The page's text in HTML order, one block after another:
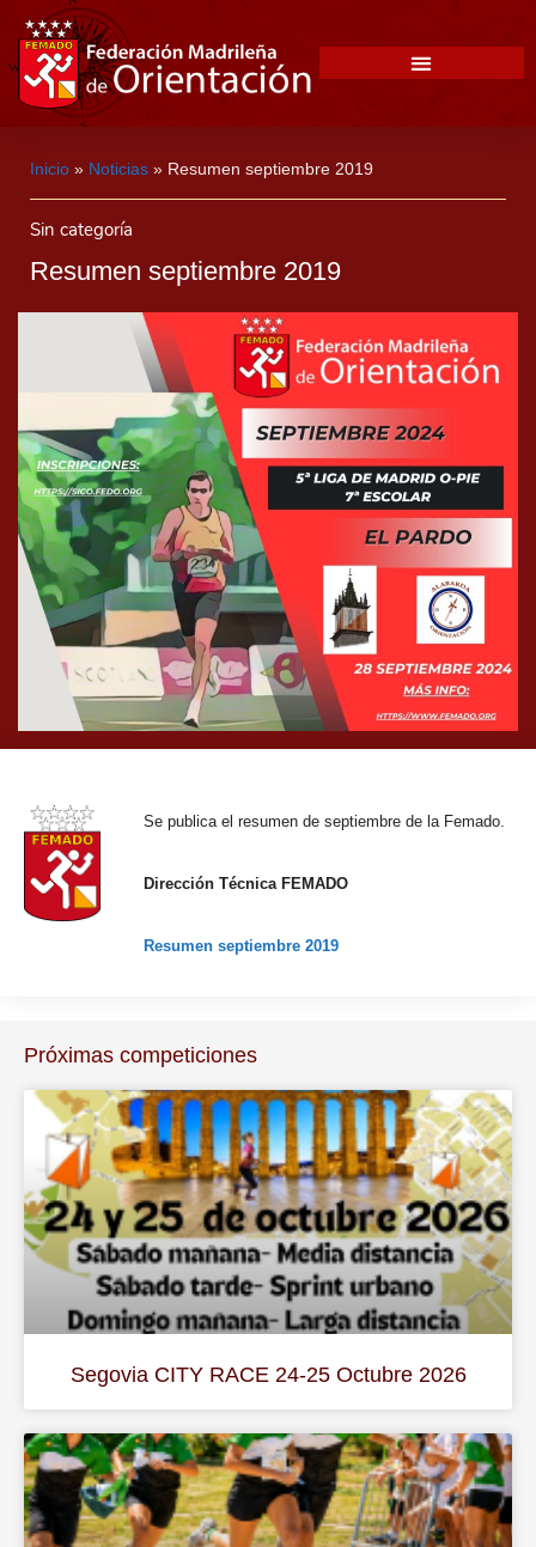
Inicio » Noticias » Resumen septiembre 2019
Sin categoría
Resumen septiembre 2019
Se publica el resumen de septiembre de la Femado.
Dirección Técnica FEMADO
Resumen septiembre 2019
Próximas competiciones
Segovia CITY RACE 24-25 Octubre 2026